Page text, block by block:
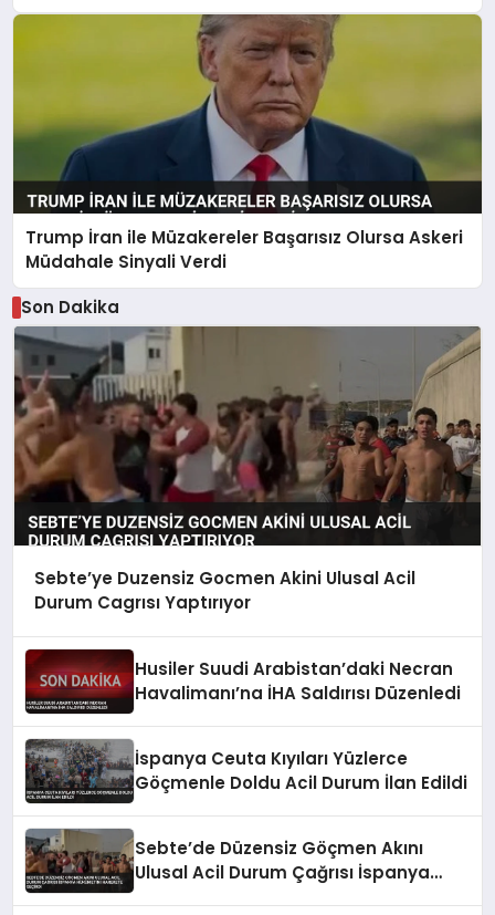
Trump İran ile Müzakereler Başarısız Olursa Askeri
Müdahale Sinyali Verdi
Son Dakika
Sebte’ye Duzensiz Gocmen Akini Ulusal Acil
Durum Cagrısı Yaptırıyor
Husiler Suudi Arabistan’daki Necran
Havalimanı’na İHA Saldırısı Düzenledi
İspanya Ceuta Kıyıları Yüzlerce
Göçmenle Doldu Acil Durum İlan Edildi
Sebte’de Düzensiz Göçmen Akını
Ulusal Acil Durum Çağrısı İspanya